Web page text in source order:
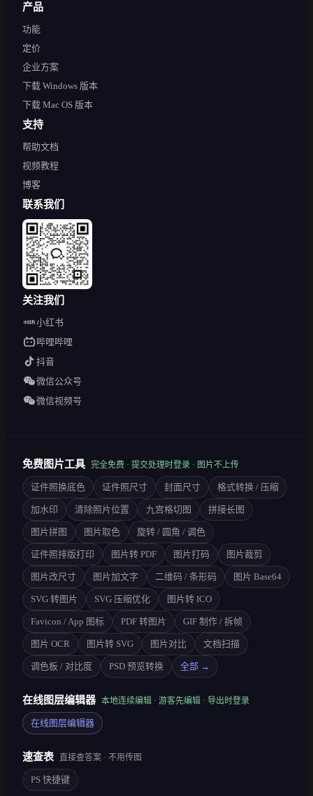
产品
功能
定价
企业方案
下载 Windows 版本
下载 Mac OS 版本
支持
帮助文档
视频教程
博客
联系我们
关注我们
小红书
哔哩哔哩
抖音
微信公众号
微信视频号
免费图片工具 完全免费 · 提交处理时登录 · 图片不上传
证件照换底色 证件照尺寸 封面尺寸 格式转换 / 压缩
加水印 清除照片位置 九宫格切图 拼接长图
图片拼图 图片取色 旋转 / 圆角 / 调色
证件照排版打印 图片转 PDF 图片打码 图片裁剪
图片改尺寸 图片加文字 二维码 / 条形码 图片 Base64
SVG 转图片 SVG 压缩优化 图片转 ICO
Favicon / App 图标 PDF 转图片 GIF 制作 / 拆帧
图片 OCR 图片转 SVG 图片对比 文档扫描
调色板 / 对比度 PSD 预览转换 全部 →
在线图层编辑器 本地连续编辑 · 游客先编辑 · 导出时登录
在线图层编辑器
速查表 直接查答案 · 不用传图
PS 快捷键